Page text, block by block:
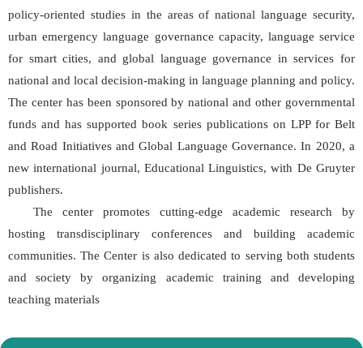
policy-oriented studies in the areas of national language security,
urban emergency language governance capacity, language service
for smart cities, and global language governance in services for
national and local decision-making in language planning and policy.
The center has been sponsored by national and other governmental
funds and has supported book series publications on LPP for Belt
and Road Initiatives and Global Language Governance. In 2020, a
new international journal, Educational Linguistics, with De Gruyter
publishers.
The center promotes cutting-edge academic research by
hosting transdisciplinary conferences and building academic
communities. The Center is also dedicated to serving both students
and society by organizing academic training and developing
teaching materials